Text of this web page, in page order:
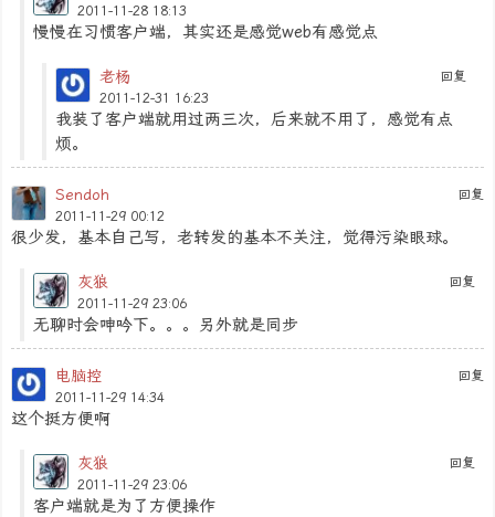
2011-11-28 18:13
慢慢在习惯客户端，其实还是感觉web有感觉点
回复
老杨
2011-12-31 16:23
我装了客户端就用过两三次，后来就不用了，感觉有点
烦。
回复
Sendoh
2011-11-29 00:12
很少发，基本自己写，老转发的基本不关注，觉得污染眼球。
回复
灰狼
2011-11-29 23:06
无聊时会呻吟下。。。另外就是同步
回复
电脑控
2011-11-29 14:34
这个挺方便啊
回复
灰狼
2011-11-29 23:06
客户端就是为了方便操作